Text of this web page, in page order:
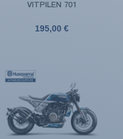
VITPILEN 701
195,00 €